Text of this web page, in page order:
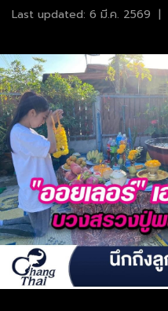
Last updated: 6 มี.ค. 2569 |